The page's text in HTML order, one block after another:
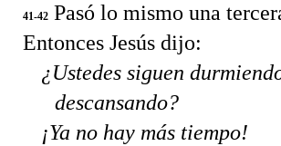
41-42 Pasó lo mismo una
Entonces Jesús dijo:
¿Ustedes siguen
descansando?
¡Ya no hay más tiempo!